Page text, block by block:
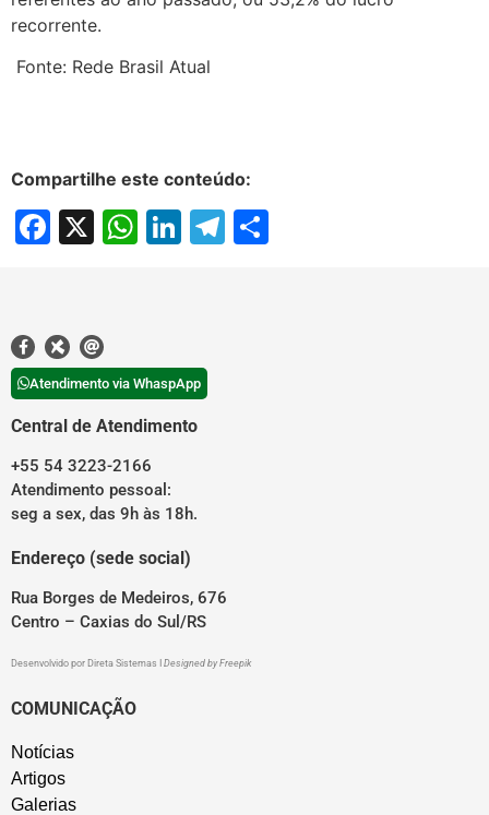
recorrente.
Fonte: Rede Brasil Atual
Compartilhe este conteúdo:
Facebook
X WhatsApp
LinkedIn
Telegram
Atendimento via WhaspApp
Central de Atendimento
+55 54 3223-2166
Atendimento pessoal:
seg a sex, das 9h às 18h.
Endereço (sede social)
Rua Borges de Medeiros, 676
Centro – Caxias do Sul/RS
Desenvolvido por Direta Sistemas Designed by Freepik
COMUNICAÇÃO
Notícias
Artigos
Galerias